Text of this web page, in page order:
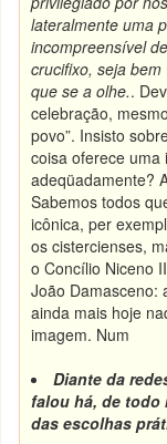
lateralmente uma
incompreensível
crucifixo, seja
que se a olhe..
celebração,
povo”. Insisto
coisa oferece uma
adeqüadamente?
Sabemos todos
icônica, per
os cistercienses,
o Concílio Niceno
João Damasceno:
ainda mais hoje
imagem. Num
Diante da
falou há, de todo
das escolhas